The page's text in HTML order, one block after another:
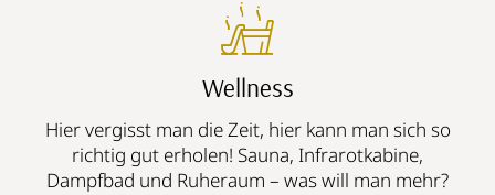
Wellness
Hier vergisst man die Zeit, hier kann man sich so
richtig gut erholen! Sauna, Infrarotkabine,
Dampfbad und Ruheraum – was will man mehr?